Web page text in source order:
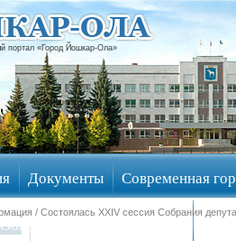
портал «Город Йошкар-Ола»
Документы Современная
Общественные обсуждения
/ Состоялась XXIV сессия Собрания